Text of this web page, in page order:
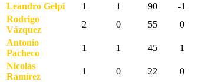
Leandro Gelpi
1 1 90 -1
Rodrigo
Vázquez
2 0 55 0
Antonio
Pacheco
1 1 45 1
Nicolás
Ramírez
1 0 22 0